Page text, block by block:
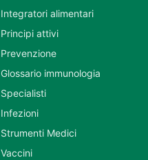
Integratori alimentari
Principi attivi
Prevenzione
Glossario immunologia
Specialisti
Infezioni
Strumenti Medici
Vaccini